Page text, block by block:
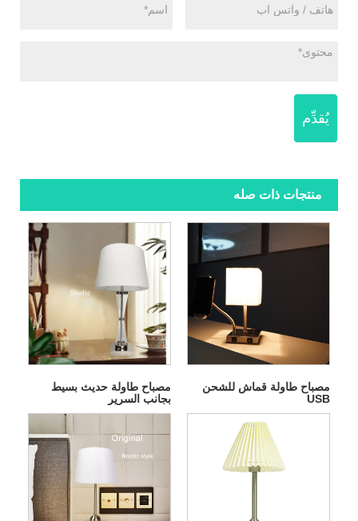
يُقدِّم
منتجات ذات صله
مصباح طاولة حديث بسيط
بجانب السرير
مصباح طاولة قماش للشحن
USB